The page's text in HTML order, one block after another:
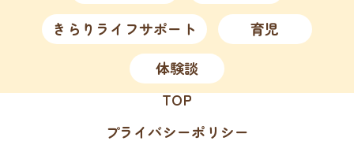
きらりライフサポート
育児
体験談
TOP
プライバシーポリシー